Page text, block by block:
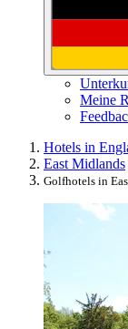
Meine
Hotels in
East Midlands
Golfhotels in